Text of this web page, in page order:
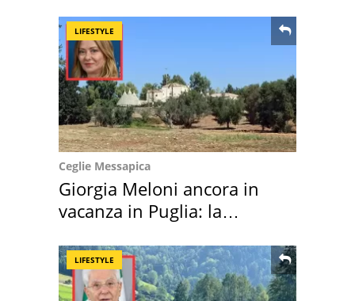
LIFESTYLE
Ceglie Messapica
Giorgia Meloni ancora in
vacanza in Puglia: la
LIFESTYLE